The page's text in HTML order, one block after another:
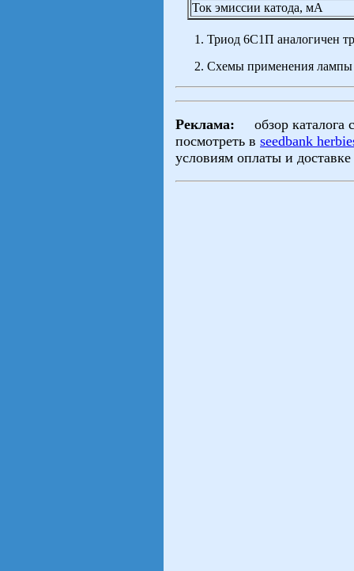
Ток эмиссии катода, мА
Триод 6С1П аналогичен
Схемы применения
Реклама: обзор каталога
посмотреть в seedbank
условиям оплаты и доставке